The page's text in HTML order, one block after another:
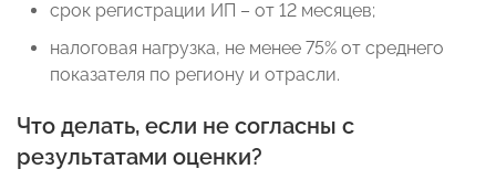
срок регистрации ИП – от 12 месяцев;
налоговая нагрузка, не менее 75% от среднего
показателя по региону и отрасли.
Что делать, если не согласны с
результатами оценки?